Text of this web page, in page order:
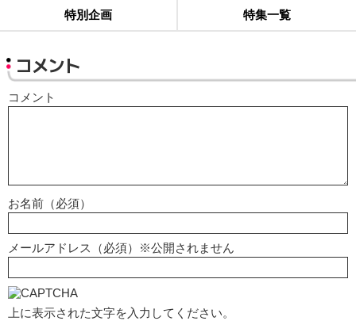
特別企画 特集一覧
コメント
コメント
お名前（必須）
メールアドレス（必須）※公開されません
上に表示された文字を入力してください。